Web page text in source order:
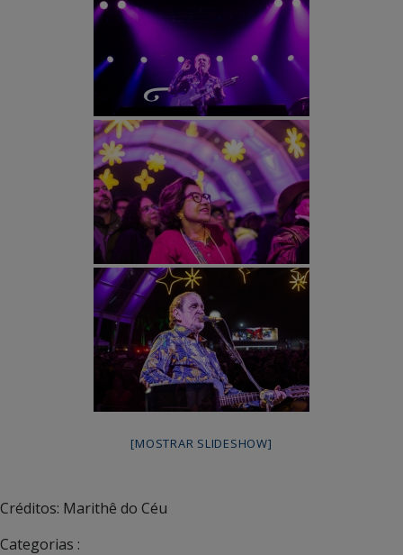
[MOSTRAR SLIDESHOW]
Créditos: Marithê do Céu
Categorias :